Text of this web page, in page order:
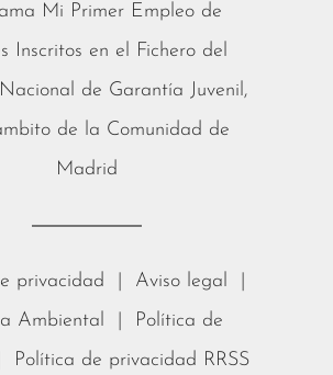
Mi Primer Empleo de
Inscritos en el Fichero del
de Garantía Juvenil,
de la Comunidad de
Madrid
privacidad Aviso legal
Ambiental
Política de
Política de privacidad RRSS